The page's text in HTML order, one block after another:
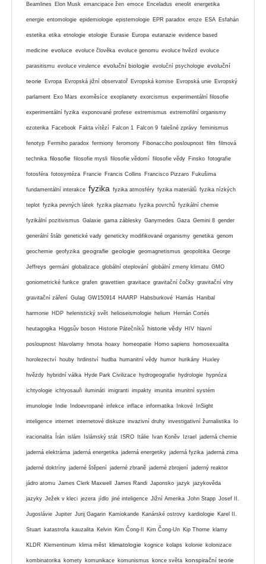
Beamlines Elon Musk emancipace žen emoce Enceladus eneolit energetika
energie entomologie epidemiologie epistemologie EPR paradox eroze ESA Esfahán
estetika etika etnologie etologie Eurasie Europa eutanazie evidence based
medicine evoluce evoluce člověka evoluce genomu evoluce hvězd evoluce
parasitismu evoluce virulence evoluční biologie evoluční psychologie evoluční
teorie Evropa Evropská jižní observatoř Evropská komise Evropská unie Evropský
parlament Exo Mars exoměsíce exoplanety exorcismus experimentální filosofie
experimentální fyzika exponované profese extremismus extremofilní organismy
ezoterika Facebook Fakta vítězí Falcon 1 Falcon 9 falešné zprávy feminismus
fenotyp Fermiho paradox fermiony feromony Fibonacciho posloupnost film filmová
technika filosofie filosofie mysli filosofie vědomí filosofie vědy Finsko fotografie
fotosféra fotosyntéza Francie Francis Collins Francisco Pizzaro Fukušima
fundamentální interakce fyzika fyzika atmosféry fyzika materiálů fyzika nízkých
teplot fyzika pevných látek fyzika plazmatu fyzika povrchů fyzikální chemie
fyzikální pozitivismus Galaxie gama záblesky Ganymedes Gaza Gemini 8 gender
generální štáb genetické vady geneticky modifikované organismy genetika genom
geochemie geofyzika geografie geologie geomagnetismus geopolitika George
Jeffreys germáni globalizace globální oteplování globální zmeny klimatu GMO
goniometrické funkce grafen gravettien gravitace gravitační čočky gravitační vlny
gravitační záření Gulag GW150914 HAARP Habsburkové Hamás Hanibal
harmonie HDP helenistický svět helioseismologie helium Hernán Cortés
heutagogika Higgsův boson Historie Pátečníků historie vědy HIV hlavní
posloupnost hlavolamy hmota hoaxy homeopatie Homo sapiens homosexualita
horolezectví houby hrdinství hudba humanitní vědy humor hurikány Huxley
hvězdy hybridní válka Hyde Park Civilizace hydrogeografie hydrologie hypnóza
ichtyologie ichtyosauři ilumináti imigranti impakty imunita imunitní systém
imunologie Indie Indoevropané infekce inflace informatika Inkové InSight
inteligence internet internetové diskuze invazivní druhy investigativní žurnalistika Io
iracionalita Írán islám Islámský stát ISRO Itálie Ivan Koněv Izrael jaderná chemie
jaderná elektrárna jaderná energetika jaderná energetiky jaderná fyzika jaderná zima
jaderné doktríny jaderné štěpení jaderné zbraně jaderné zbrojení jaderný reaktor
jádro atomu James Clerk Maxwell James Randi Japonsko jazyk jazykověda
jazyky Ježek v kleci jezera jídlo jiné inteligence Jižní Amerika John Stapp Josef II.
Jugoslávie Jupiter Jurij Gagarin Kamiokande Kanárské ostrovy kardiologie Karel II.
Stuart katastrofa kauzalita Kelvin Kim Čong-Il Kim Čong-Un Kip Thorne klamy
KLDR Klementinum klima měst klimatologie kognice kolaps kolonie kolonizace
kombinatorika komety komunikace komunismus konce světa konspirační teorie